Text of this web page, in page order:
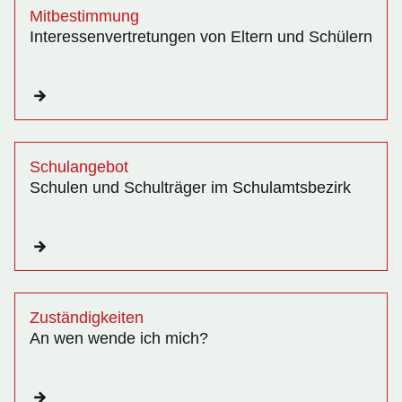
Mitbestimmung
Interessenvertretungen von Eltern und Schülern
Schulangebot
Schulen und Schulträger im Schulamtsbezirk
Zuständigkeiten
An wen wende ich mich?